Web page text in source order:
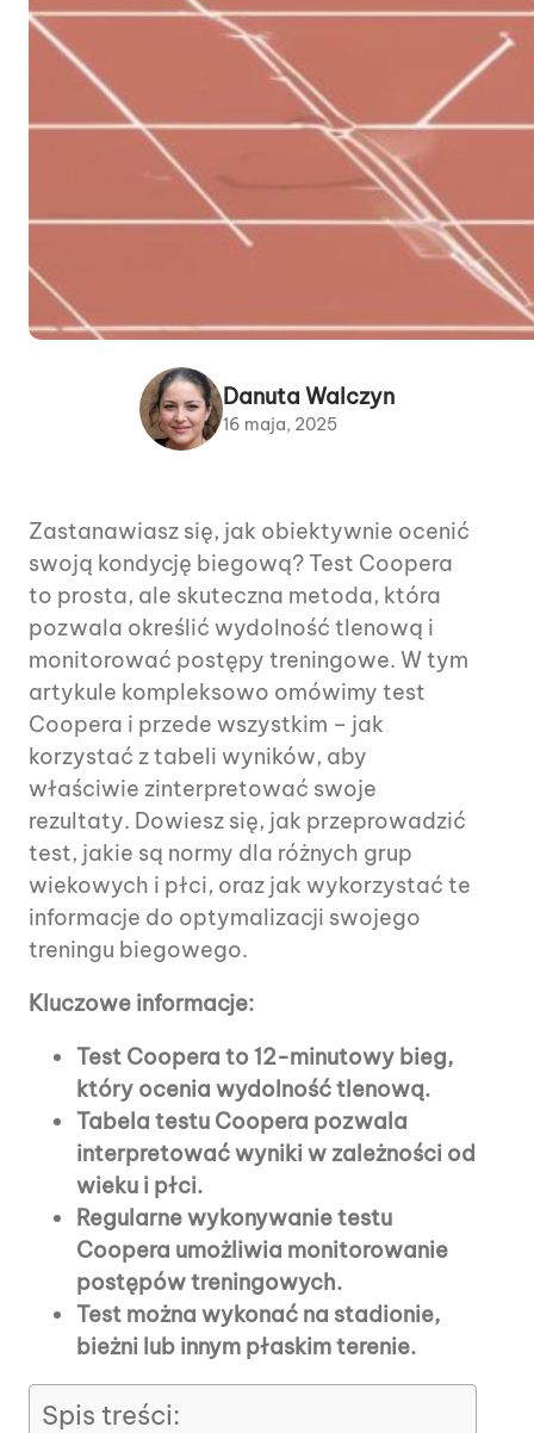
Danuta Walczyn
16 maja, 2025
Zastanawiasz się, jak obiektywnie ocenić
swoją kondycję biegową? Test Coopera
to prosta, ale skuteczna metoda, która
pozwala określić wydolność tlenową i
monitorować postępy treningowe. W tym
artykule kompleksowo omówimy test
Coopera i przede wszystkim – jak
korzystać z tabeli wyników, aby
właściwie zinterpretować swoje
rezultaty. Dowiesz się, jak przeprowadzić
test, jakie są normy dla różnych grup
wiekowych i płci, oraz jak wykorzystać te
informacje do optymalizacji swojego
treningu biegowego.
Kluczowe informacje:
Test Coopera to 12-minutowy bieg,
który ocenia wydolność tlenową.
Tabela testu Coopera pozwala
interpretować wyniki w zależności od
wieku i płci.
Regularne wykonywanie testu
Coopera umożliwia monitorowanie
postępów treningowych.
Test można wykonać na stadionie,
bieżni lub innym płaskim terenie.
Spis treści: